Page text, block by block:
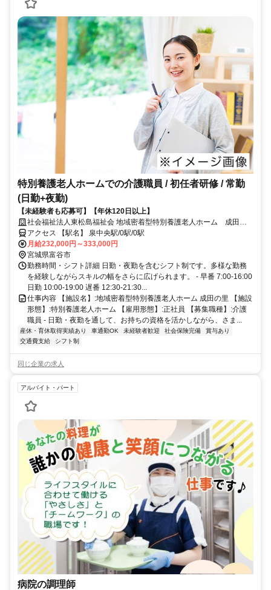
特別養護老人ホームでの介護職員 / 初任者研修 / 常勤
(日勤+夜勤)
【未経験者も応募可】【年休120日以上】
社会福祉法人東松島福祉会 地域密着型特別養護老人ホーム 成田の
里
アクセス 【駅名】 泉中央駅/0駅/0駅
月給232,000円～333,000円
宮城県富谷市
勤務時間・シフト詳細 日勤・夜勤を含むシフト制です。多様な勤務
を経験しながらスキルの幅をさらに広げられます。 - 早番 7:00-16:00
日勤 10:00-19:00 遅番 12:30-21:30...
仕事内容 【施設名】:地域密着型特別養護老人ホーム 成田の里 【施設
形態】:特別養護老人ホーム 【雇用形態】:正社員 【募集職種】:介護
職員 - 日勤・夜勤を通して、お持ちの資格を活かしながら、さま...
産休・育休取得実績あり 車通勤OK 未経験者歓迎 社会保険完備
賞与あり
交通費支給
シフト制
同じ企業の求人
アルバイト・パート
病院の調理師